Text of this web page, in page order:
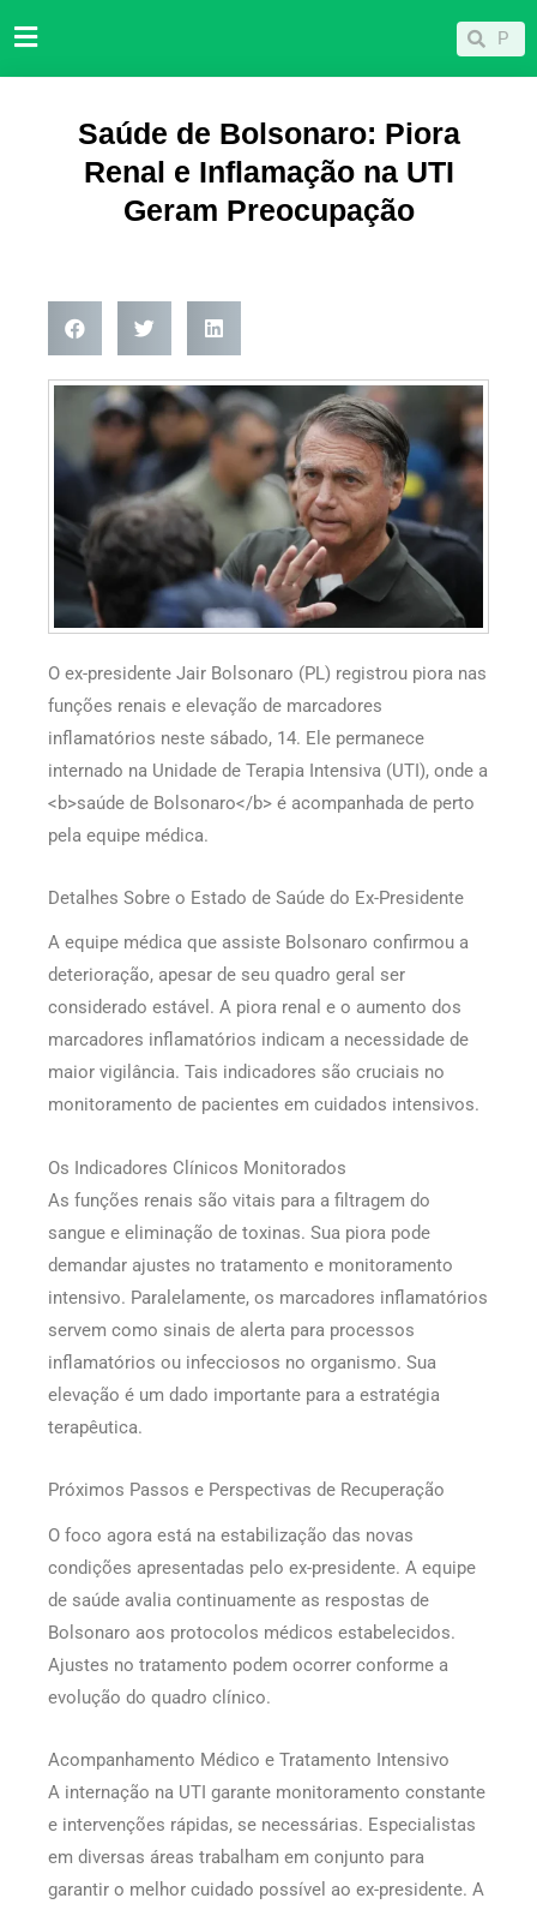
para
Pesquisar
Saúde de Bolsonaro: Piora
Renal e Inflamação na UTI
Geram Preocupação
O ex-presidente Jair Bolsonaro (PL) registrou piora nas
funções renais e elevação de marcadores
inflamatórios neste sábado, 14. Ele permanece
internado na Unidade de Terapia Intensiva (UTI), onde a
<b>saúde de Bolsonaro</b> é acompanhada de perto
pela equipe médica.
Detalhes Sobre o Estado de Saúde do Ex-Presidente
A equipe médica que assiste Bolsonaro confirmou a
deterioração, apesar de seu quadro geral ser
considerado estável. A piora renal e o aumento dos
marcadores inflamatórios indicam a necessidade de
maior vigilância. Tais indicadores são cruciais no
monitoramento de pacientes em cuidados intensivos.
Os Indicadores Clínicos Monitorados
As funções renais são vitais para a filtragem do
sangue e eliminação de toxinas. Sua piora pode
demandar ajustes no tratamento e monitoramento
intensivo. Paralelamente, os marcadores inflamatórios
servem como sinais de alerta para processos
inflamatórios ou infecciosos no organismo. Sua
elevação é um dado importante para a estratégia
terapêutica.
Próximos Passos e Perspectivas de Recuperação
O foco agora está na estabilização das novas
condições apresentadas pelo ex-presidente. A equipe
de saúde avalia continuamente as respostas de
Bolsonaro aos protocolos médicos estabelecidos.
Ajustes no tratamento podem ocorrer conforme a
evolução do quadro clínico.
Acompanhamento Médico e Tratamento Intensivo
A internação na UTI garante monitoramento constante
e intervenções rápidas, se necessárias. Especialistas
em diversas áreas trabalham em conjunto para
garantir o melhor cuidado possível ao ex-presidente. A